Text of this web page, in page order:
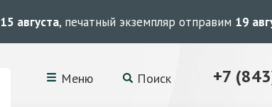
15 августа, печатный экземпляр отправим 19
Меню Поиск +7